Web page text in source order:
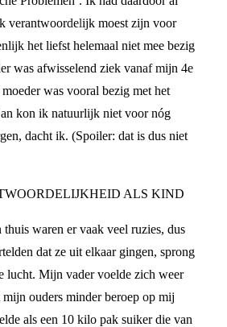
verantwoordelijk moest zijn voor
het liefst helemaal niet mee bezig
was afwisselend ziek vanaf mijn 4e
was vooral bezig met het
kon ik natuurlijk niet voor nóg
dacht ik. (Spoiler: dat is dus niet
ALS KIND
waren er vaak veel ruzies, dus
dat ze uit elkaar gingen, sprong
lucht. Mijn vader voelde zich weer
mijn ouders minder beroep op mij
als een 10 kilo pak suiker die van